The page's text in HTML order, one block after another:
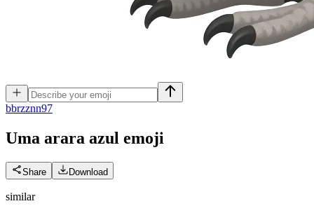
bbrzznn97
Uma arara azul emoji
Share Download
similar